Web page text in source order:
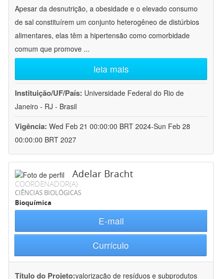
Apesar da desnutrição, a obesidade e o elevado consumo
de sal constituírem um conjunto heterogêneo de distúrbios
alimentares, elas têm a hipertensão como comorbidade
comum que promove ...
leia mais
Instituição/UF/País: Universidade Federal do Rio de
Janeiro - RJ - Brasil
Vigência: Wed Feb 21 00:00:00 BRT 2024-Sun Feb 28
00:00:00 BRT 2027
Adelar Bracht
COORDENADOR(A)
CIÊNCIAS BIOLÓGICAS
Bioquímica
E-mail
Currículo
Título do Projeto:valorização de resíduos e subprodutos